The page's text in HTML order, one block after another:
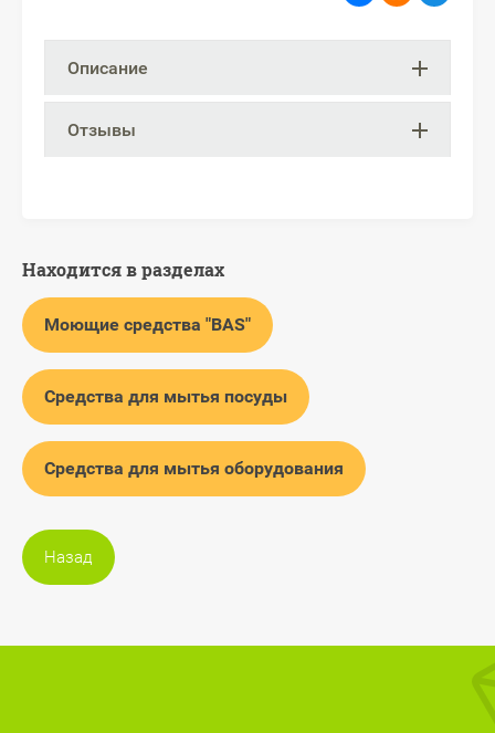
Описание
Отзывы
Находится в разделах
Моющие средства "BAS"
Средства для мытья посуды
Средства для мытья оборудования
Назад